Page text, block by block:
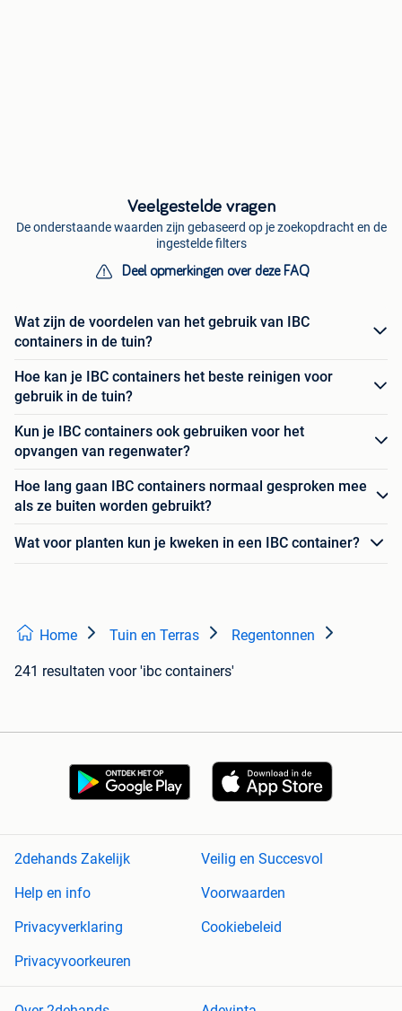
Veelgestelde vragen
De onderstaande waarden zijn gebaseerd op je zoekopdracht en de
ingestelde filters
Deel opmerkingen over deze FAQ
Wat zijn de voordelen van het gebruik van IBC
containers in de tuin?
Hoe kan je IBC containers het beste reinigen voor
gebruik in de tuin?
Kun je IBC containers ook gebruiken voor het
opvangen van regenwater?
Hoe lang gaan IBC containers normaal gesproken mee
als ze buiten worden gebruikt?
Wat voor planten kun je kweken in een IBC container?
Home Tuin en Terras Regentonnen
241 resultaten voor 'ibc containers'
2dehands Zakelijk
Veilig en Succesvol
Help en info
Voorwaarden
Privacyverklaring
Cookiebeleid
Privacyvoorkeuren